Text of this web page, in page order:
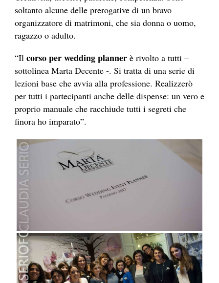
soltanto alcune delle prerogative di un bravo
organizzatore di matrimoni, che sia donna o uomo,
ragazzo o adulto.
“Il corso per wedding planner è rivolto a tutti –
sottolinea Marta Decente -. Si tratta di una serie di
lezioni base che avvia alla professione. Realizzerò
per tutti i partecipanti anche delle dispense: un vero e
proprio manuale che racchiude tutti i segreti che
finora ho imparato”.